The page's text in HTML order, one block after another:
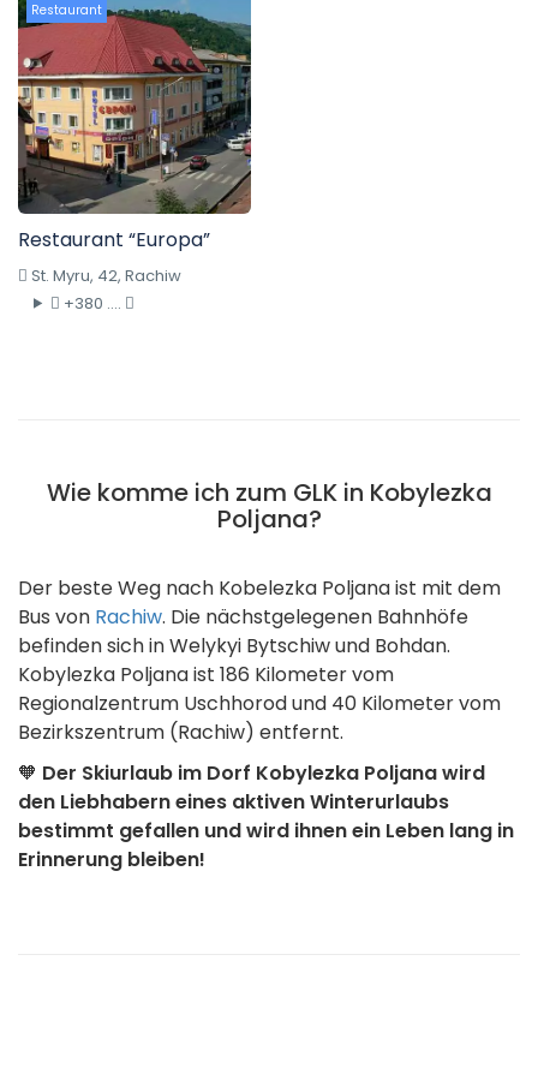
Restaurant
Restaurant “Europa”
St. Myru, 42, Rachiw
+380 ....
Wie komme ich zum GLK in Kobylezka
Poljana?
Der beste Weg nach Kobelezka Poljana ist mit dem
Bus von Rachiw. Die nächstgelegenen Bahnhöfe
befinden sich in Welykyi Bytschiw und Bohdan.
Kobylezka Poljana ist 186 Kilometer vom
Regionalzentrum Uschhorod und 40 Kilometer vom
Bezirkszentrum (Rachiw) entfernt.
🧡 Der Skiurlaub im Dorf Kobylezka Poljana wird
den Liebhabern eines aktiven Winterurlaubs
bestimmt gefallen und wird ihnen ein Leben lang in
Erinnerung bleiben!